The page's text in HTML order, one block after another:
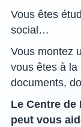
Vous êtes
social…
Vous montez
vous êtes à la
documents,
Le Centre
peut vous